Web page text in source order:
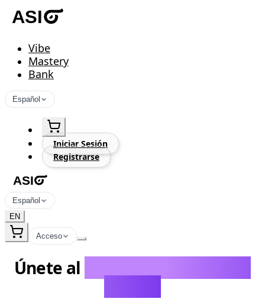
Vibe
Mastery
Bank
Español
Iniciar Sesión
Registrarse
Español
EN
Acceso
Únete al
de Asio